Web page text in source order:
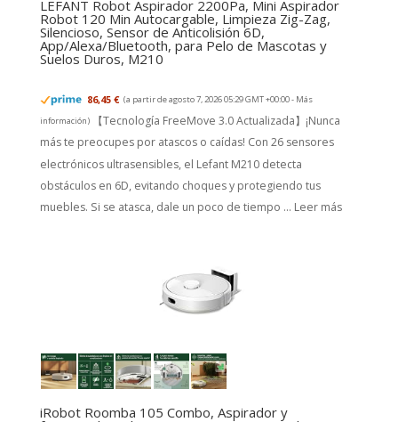
LEFANT Robot Aspirador 2200Pa, Mini Aspirador
Robot 120 Min Autocargable, Limpieza Zig-Zag,
Silencioso, Sensor de Anticolisión 6D,
App/Alexa/Bluetooth, para Pelo de Mascotas y
Suelos Duros, M210
86,45 € (a partir de agosto 7, 2026 05:29 GMT +00:00 - Más
información)
【Tecnología FreeMove 3.0 Actualizada】¡Nunca
más te preocupes por atascos o caídas! Con 26 sensores
electrónicos ultrasensibles, el Lefant M210 detecta
obstáculos en 6D, evitando choques y protegiendo tus
muebles. Si se atasca, dale un poco de tiempo ... Leer más
iRobot Roomba 105 Combo, Aspirador y